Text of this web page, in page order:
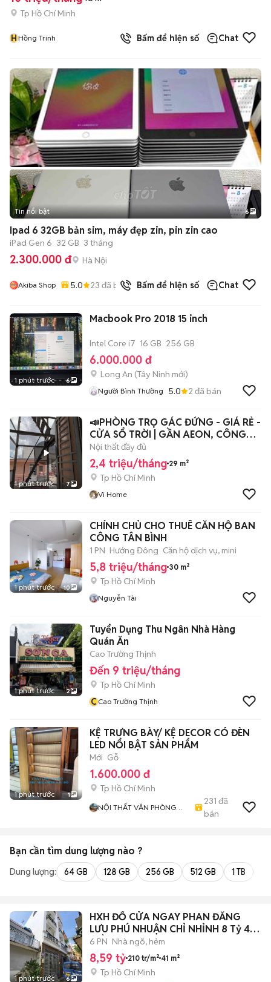
Tp Hồ Chí Minh
HHồng Trinh Bấm để hiện số Chat
+2
Tin nổi bật 6
Ipad 6 32GB bản sim, máy đẹp zin, pin zin cao
iPad Gen 6 32 GB 3 tháng
2.300.000 đ Hà Nội
Akiba Shop 5.0 23 đã bán Bấm để hiện số Chat
1 phút trước 6
Macbook Pro 2018 15 inch
Intel Core i7 16 GB 256 GB
6.000.000 đ
Long An (Tây Ninh mới)
Người Bình Thường 5.0 2 đã bán
1 phút trước 7
📣PHÒNG TRỌ GÁC ĐỨNG - GIÁ RẺ -
CỬA SỔ TRỜI | GẦN AEON, CÔNG
THƯƠNG 📣
Nội thất đầy đủ
2,4 triệu/tháng 29 m²
Tp Hồ Chí Minh
Vi Home
1 phút trước 10
CHÍNH CHỦ CHO THUÊ CĂN HỘ BAN
CÔNG TÂN BÌNH
1 PN Hướng Đông Căn hộ dịch vụ, mini
5,8 triệu/tháng 30 m²
Tp Hồ Chí Minh
Nguyễn Tài
1 phút trước 2
Tuyển Dụng Thu Ngân Nhà Hàng
Quán Ăn
Cao Trường Thịnh
Đến 9 triệu/tháng
Tp Hồ Chí Minh
CCao Trường Thịnh
1 phút trước 1
KỆ TRƯNG BÀY/ KỆ DECOR CÓ ĐÈN
LED NỔI BẬT SẢN PHẨM
Mới Gỗ
1.600.000 đ
Tp Hồ Chí Minh
NỘI THẤT VĂN PHÒNG
231 đã
bán
Bạn cần tìm dung lượng nào ?
Dung lượng: 64 GB 128 GB 256 GB 512 GB 1 TB
1 phút trước 6
HXH ĐỔ CỬA NGAY PHAN ĐĂNG
LƯU PHÚ NHUẬN CHỈ NHỈNH 8 Tỷ 41M
4TẦNG 6PN
6 PN Nhà ngõ, hẻm
8,59 tỷ 210 tr/m² 41 m²
Tp Hồ Chí Minh